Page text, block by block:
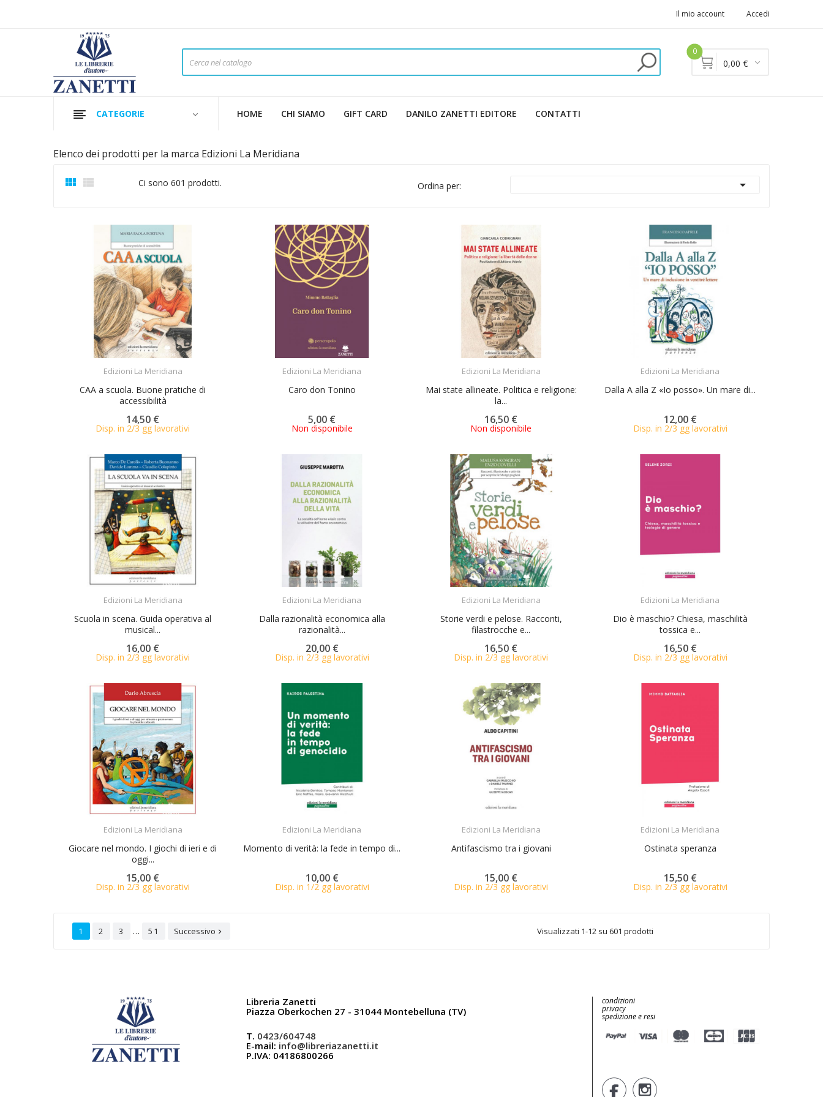
Il mio account Accedi
0
0,00 €
CATEGORIE HOME CHI SIAMO GIFT CARD DANILO ZANETTI EDITORE CONTATTI
Elenco dei prodotti per la marca Edizioni La Meridiana
  Ci sono 601 prodotti. Ordina per: 
Edizioni La Meridiana
CAA a scuola. Buone pratiche di
accessibilità
14,50 €
Disp. in 2/3 gg lavorativi
Edizioni La Meridiana
Caro don Tonino
5,00 €
Non disponibile
Edizioni La Meridiana
Mai state allineate. Politica e religione:
la...
16,50 €
Non disponibile
Edizioni La Meridiana
Dalla A alla Z «Io posso». Un mare di...
12,00 €
Disp. in 2/3 gg lavorativi
Edizioni La Meridiana
Scuola in scena. Guida operativa al
musical...
16,00 €
Disp. in 2/3 gg lavorativi
Edizioni La Meridiana
Dalla razionalità economica alla
razionalità...
20,00 €
Disp. in 2/3 gg lavorativi
Edizioni La Meridiana
Storie verdi e pelose. Racconti,
filastrocche e...
16,50 €
Disp. in 2/3 gg lavorativi
Edizioni La Meridiana
Dio è maschio? Chiesa, maschilità
tossica e...
16,50 €
Disp. in 2/3 gg lavorativi
Edizioni La Meridiana
Giocare nel mondo. I giochi di ieri e di
oggi...
15,00 €
Disp. in 2/3 gg lavorativi
Edizioni La Meridiana
Momento di verità: la fede in tempo di...
10,00 €
Disp. in 1/2 gg lavorativi
Edizioni La Meridiana
Antifascismo tra i giovani
15,00 €
Disp. in 2/3 gg lavorativi
Edizioni La Meridiana
Ostinata speranza
15,50 €
Disp. in 2/3 gg lavorativi
1 2 3 … 51 Successivo  Visualizzati 1-12 su 601 prodotti
Libreria Zanetti
Piazza Oberkochen 27 - 31044 Montebelluna (TV)
T. 0423/604748
E-mail: info@libreriazanetti.it
P.IVA: 04186800266
condizioni
privacy
spedizione e resi